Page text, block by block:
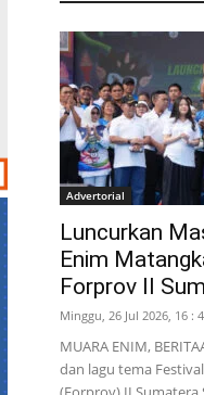
Advertorial
Luncurkan
Enim
Forprov II
Minggu, 26 Jul 2026, 16 :
MUARA ENIM,
dan lagu tema